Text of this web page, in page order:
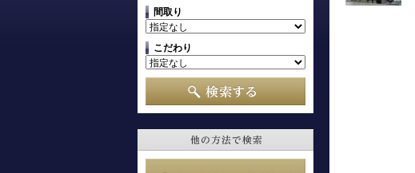
間取り
こだわり